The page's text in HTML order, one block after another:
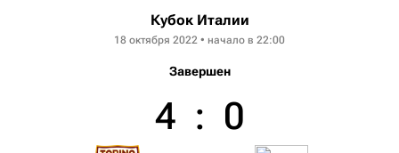
Кубок Италии
18 октября 2022 • начало в 22:00
Завершен
4 : 0